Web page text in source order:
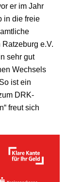
er im Jahr
in die freie
e.V.
sehr gut
Wechsels
ist ein
DRK-
freut sich